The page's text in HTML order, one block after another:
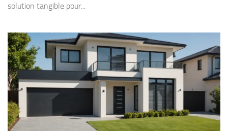
solution tangible pour...